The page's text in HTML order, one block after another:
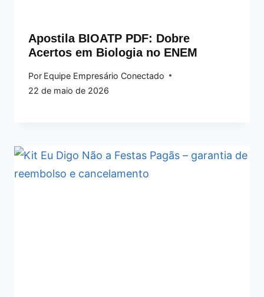
Apostila BIOATP PDF: Dobre
Acertos em Biologia no ENEM
Por Equipe Empresário Conectado
22 de maio de 2026